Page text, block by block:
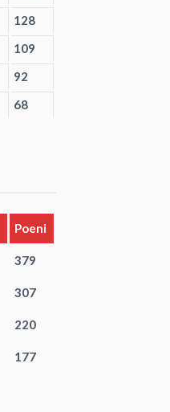
128
109
92
68
Poeni
379
307
220
177